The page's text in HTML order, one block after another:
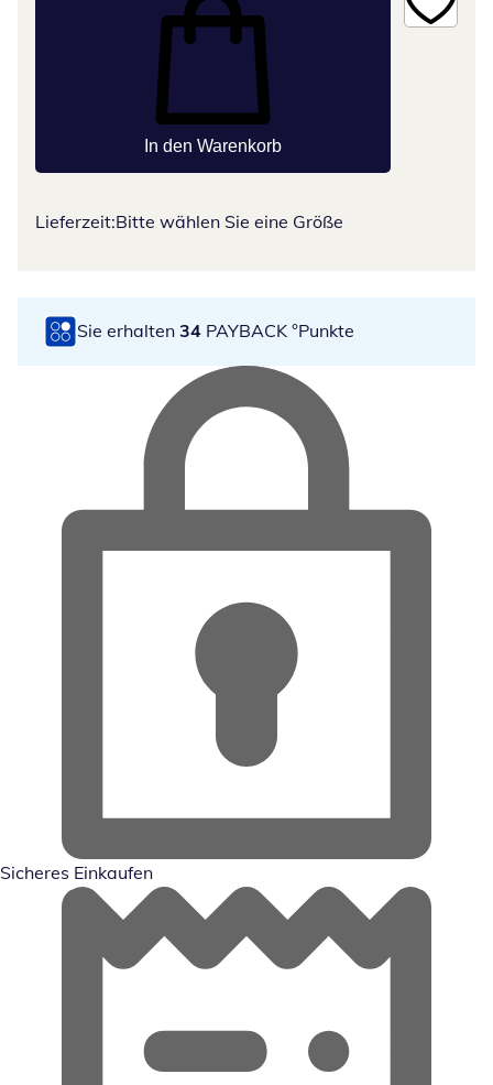
In den Warenkorb
Lieferzeit:Bitte wählen Sie eine Größe
Sie erhalten 34 PAYBACK °Punkte
Sicheres Einkaufen